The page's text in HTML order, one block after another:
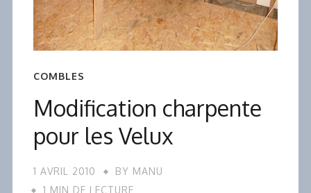
COMBLES
Modification charpente
pour les Velux
1 AVRIL 2010 BY MANU
1 MIN DE LECTURE